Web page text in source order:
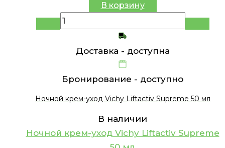
В корзину
Доставка - доступна
Бронирование - доступно
Ночной крем-уход Vichy Liftactiv Supreme 50 мл
В наличии
Ночной крем-уход Vichy Liftactiv Supreme